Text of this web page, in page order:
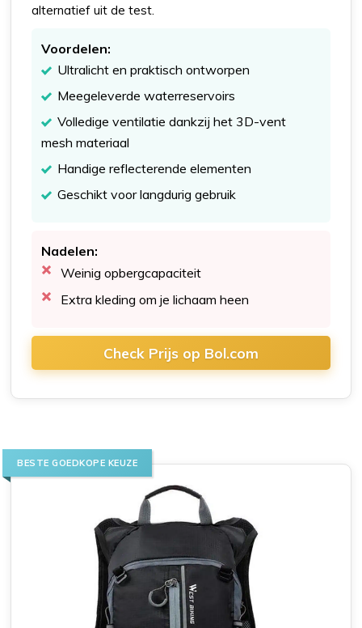
alternatief uit de test.
Voordelen:
Ultralicht en praktisch ontworpen
Meegeleverde waterreservoirs
Volledige ventilatie dankzij het 3D-vent
mesh materiaal
Handige reflecterende elementen
Geschikt voor langdurig gebruik
Nadelen:
Weinig opbergcapaciteit
Extra kleding om je lichaam heen
Check Prijs op Bol.com
BESTE GOEDKOPE KEUZE